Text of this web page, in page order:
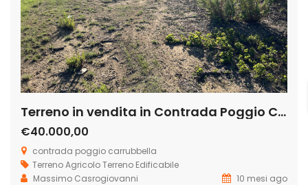
Terreno in vendita in Contrada Poggio Carrubella
€40.000,00
contrada poggio carrubbella
Terreno AgricoloTerreno Edificabile
Massimo Casrogiovanni
10 mesi ago